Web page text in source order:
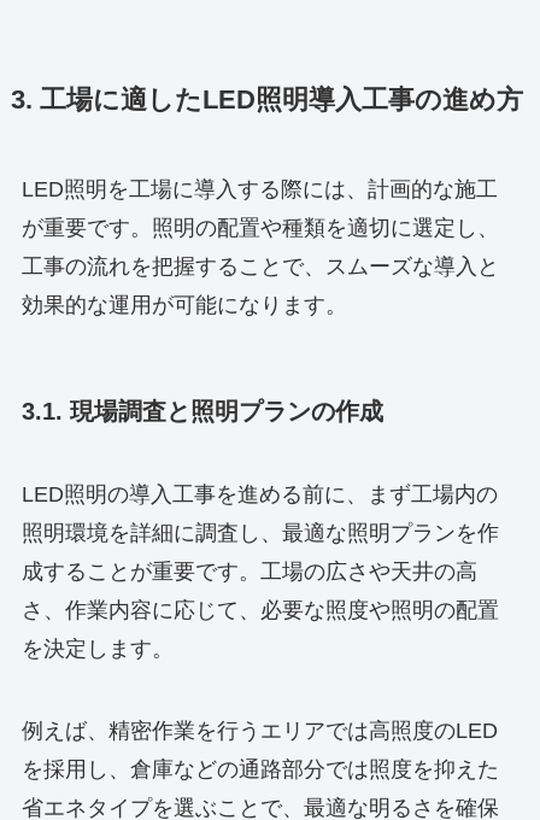
3. 工場に適したLED照明導入工事の進め方
LED照明を工場に導入する際には、計画的な施工
が重要です。照明の配置や種類を適切に選定し、
工事の流れを把握することで、スムーズな導入と
効果的な運用が可能になります。
3.1. 現場調査と照明プランの作成
LED照明の導入工事を進める前に、まず工場内の
照明環境を詳細に調査し、最適な照明プランを作
成することが重要です。工場の広さや天井の高
さ、作業内容に応じて、必要な照度や照明の配置
を決定します。
例えば、精密作業を行うエリアでは高照度のLED
を採用し、倉庫などの通路部分では照度を抑えた
省エネタイプを選ぶことで、最適な明るさを確保